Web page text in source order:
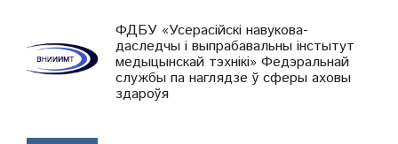
ФДБУ «Усерасійскі навукова-
даследчы і выпрабавальны інстытут
медыцынскай тэхнікі» Федэральнай
службы па наглядзе ў сферы аховы
здароўя